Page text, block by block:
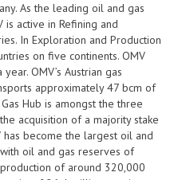
As the leading oil and gas
is active in Refining and
In Exploration and Production
on five continents. OMV
OMV’s Austrian gas
approximately 47 bcm of
Hub is amongst the three
acquisition of a majority stake
has become the largest oil and
oil and gas reserves of
of around 320,000